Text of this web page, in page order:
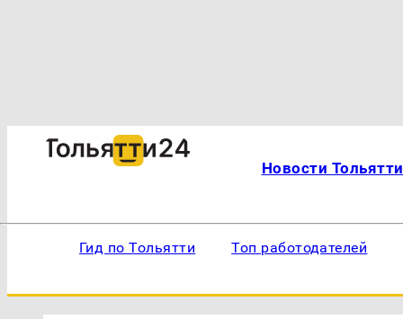
Новости Тольятти
Гид по Тольятти Топ работодателей